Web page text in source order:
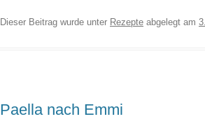
Dieser Beitrag wurde unter Rezepte abgelegt am
Paella nach Emmi